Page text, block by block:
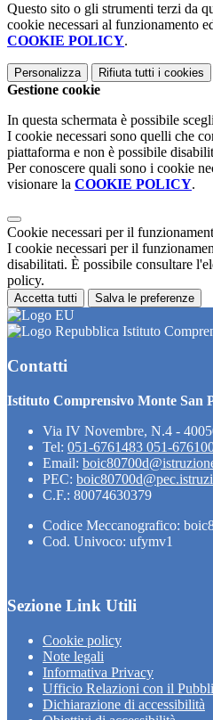
Questo sito o gli strumenti terzi da
cookie necessari al funzionamento
COOKIE POLICY.
Personalizza Rifiuta tutti i cookies
Gestione cookie
In questa schermata è possibile
I cookie necessari sono quelli che
piattaforma e non è possibile
Per conoscere quali sono i cookie
visionare la COOKIE POLICY.
Cookie necessari per il
I cookie necessari per il
disabilitati. È possibile consultare
policy.
Accetta tutti Salva le preferenze
Istituto
Contatti
Istituto Comprensivo Monte San
Via IV Novembre, N.4 -
Tel: 051-6761483 051-
Email:
PEC:
C.F.: 80074630379
Codice Meccanografico:
Cod. Univoco: ufymv1
Sezione Link Utili
Cookie policy
Note legali
Informativa Privacy
Ufficio Relazioni con il
Dichiarazione di accessibilità